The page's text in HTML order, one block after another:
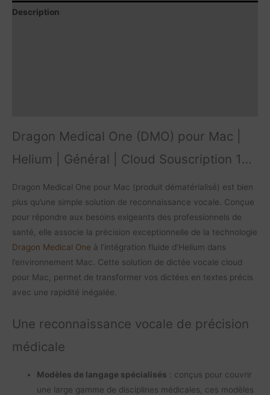
Description
Dragon Medical One (DMO) pour Mac |
Helium | Général | Cloud Souscription 12
mois/utilisateur
Dragon Medical One pour Mac (produit dématérialisé) est bien
plus qu’une simple solution de reconnaissance vocale. Conçue
pour répondre aux besoins exigeants des professionnels de
santé, elle associe la précision exceptionnelle de la technologie
Dragon Medical One à l’intégration fluide d’Helium dans
l’environnement Mac. Cette solution de dictée vocale cloud
pour Mac, permet de transformer vos dictées en textes précis
avec une rapidité inégalée.
Une reconnaissance vocale de précision
médicale
Modèles de langage spécialisés : conçus pour couvrir
une large gamme de disciplines médicales, ces modèles